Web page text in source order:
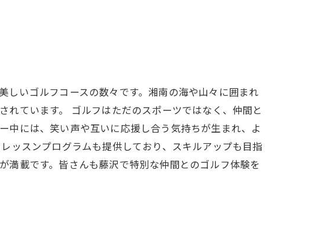
いゴルフコースの数々です。湘南の海や山々に囲まれ
ています。 ゴルフはただのスポーツではなく、仲間と
中には、笑い声や互いに応援し合う気持ちが生まれ、よ
ッスンプログラムも提供しており、スキルアップも目指
載です。皆さんも藤沢で特別な仲間とのゴルフ体験を